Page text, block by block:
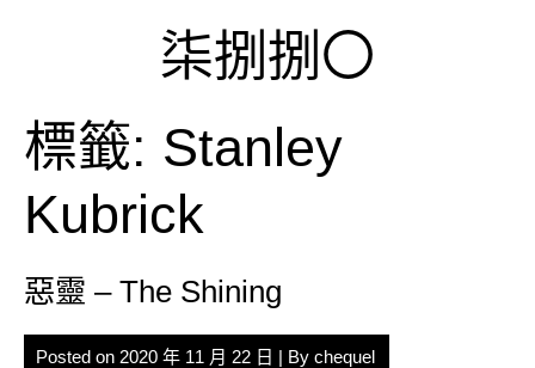
柒捌捌〇
標籤: Stanley
Kubrick
惡靈 – The Shining
Posted on 2020 年 11 月 22 日 | By chequel